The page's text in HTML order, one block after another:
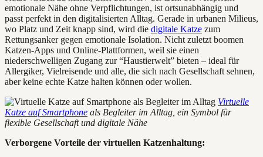
emotionale Nähe ohne Verpflichtungen, ist ortsunabhängig und
passt perfekt in den digitalisierten Alltag. Gerade in urbanen Milieus,
wo Platz und Zeit knapp sind, wird die digitale Katze zum
Rettungsanker gegen emotionale Isolation. Nicht zuletzt boomen
Katzen-Apps und Online-Plattformen, weil sie einen
niederschwelligen Zugang zur “Haustierwelt” bieten – ideal für
Allergiker, Vielreisende und alle, die sich nach Gesellschaft sehnen,
aber keine echte Katze halten können oder wollen.
Virtuelle
Katze auf Smartphone als Begleiter im Alltag, ein Symbol für
flexible Gesellschaft und digitale Nähe
Verborgene Vorteile der virtuellen Katzenhaltung: